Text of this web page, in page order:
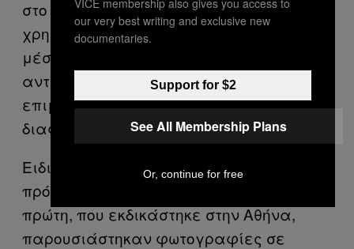
στο Facebook και το Instagram
χρησιμοποιήθηκαν ως αποδεικτικά
μέσα. Αυτό συνέβη για μια σειρά από
αντικείμενα, όπως η διατροφή ή
επιμέλεια τέκνων, μισθωτικές
διαφορές, ρύθμιση οφειλών κ.ά.
Ειδικά για το Instagram, ξεχωρίζουν δύο
πρόσφατες υποθέσεις διατροφής. Στην
πρώτη, που εκδικάστηκε στην Αθήνα,
παρουσιάστηκαν φωτογραφίες σε
our very best writing and exclusive new
documentaries.
Support for $2
See All Membership Plans
Or, continue for free